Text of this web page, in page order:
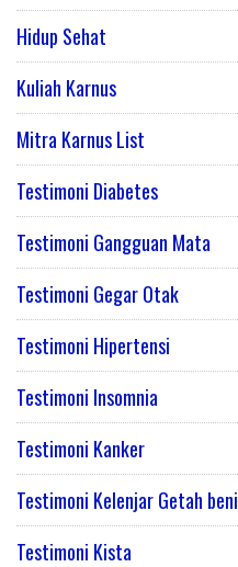
Hidup Sehat
Kuliah Karnus
Mitra Karnus List
Testimoni Diabetes
Testimoni Gangguan Mata
Testimoni Gegar Otak
Testimoni Hipertensi
Testimoni Insomnia
Testimoni Kanker
Testimoni Kelenjar Getah
Testimoni Kista